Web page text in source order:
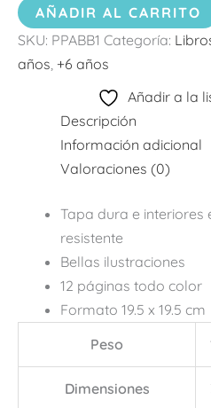
AÑADIR AL CARRITO
SKU: PPABB1 Categoría:
años +6 años
Añadir a la
Descripción
Información adicional
Valoraciones (0)
Tapa dura e
resistente
Bellas ilustraciones
12 páginas todo color
Formato 19.5 x 19.5 cm
Peso
Dimensiones